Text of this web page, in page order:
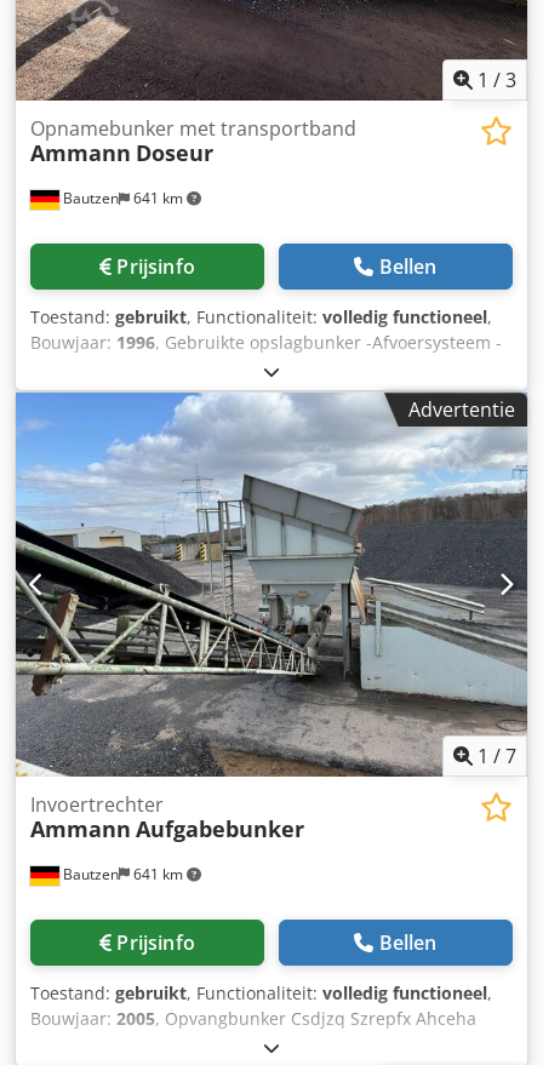
1 /3
Bautzen 641 km
Opnamebunker met transportband
Ammann Doseur
Prijsinfo Bellen
Toestand: gebruikt, Functionaliteit: volledig functioneel,
Bouwjaar: 1996, Gebruikte opslagbunker -Afvoersysteem -
Transportband Chodpfxezq S Avs Ahcja
Advertentie
1 /7
Bautzen 641 km
Invoertrechter
Ammann Aufgabebunker
Prijsinfo Bellen
Toestand: gebruikt, Functionaliteit: volledig functioneel,
Bouwjaar: 2005, Opvangbunker Csdjzq Szrepfx Ahceha
Rooster Afvoersysteem Transportband, 12 m, met